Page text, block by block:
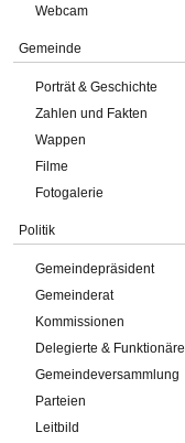
Webcam
Gemeinde
Porträt & Geschichte
Zahlen und Fakten
Wappen
Filme
Fotogalerie
Politik
Gemeindepräsident
Gemeinderat
Kommissionen
Delegierte & Funktionäre
Gemeindeversammlung
Parteien
Leitbild